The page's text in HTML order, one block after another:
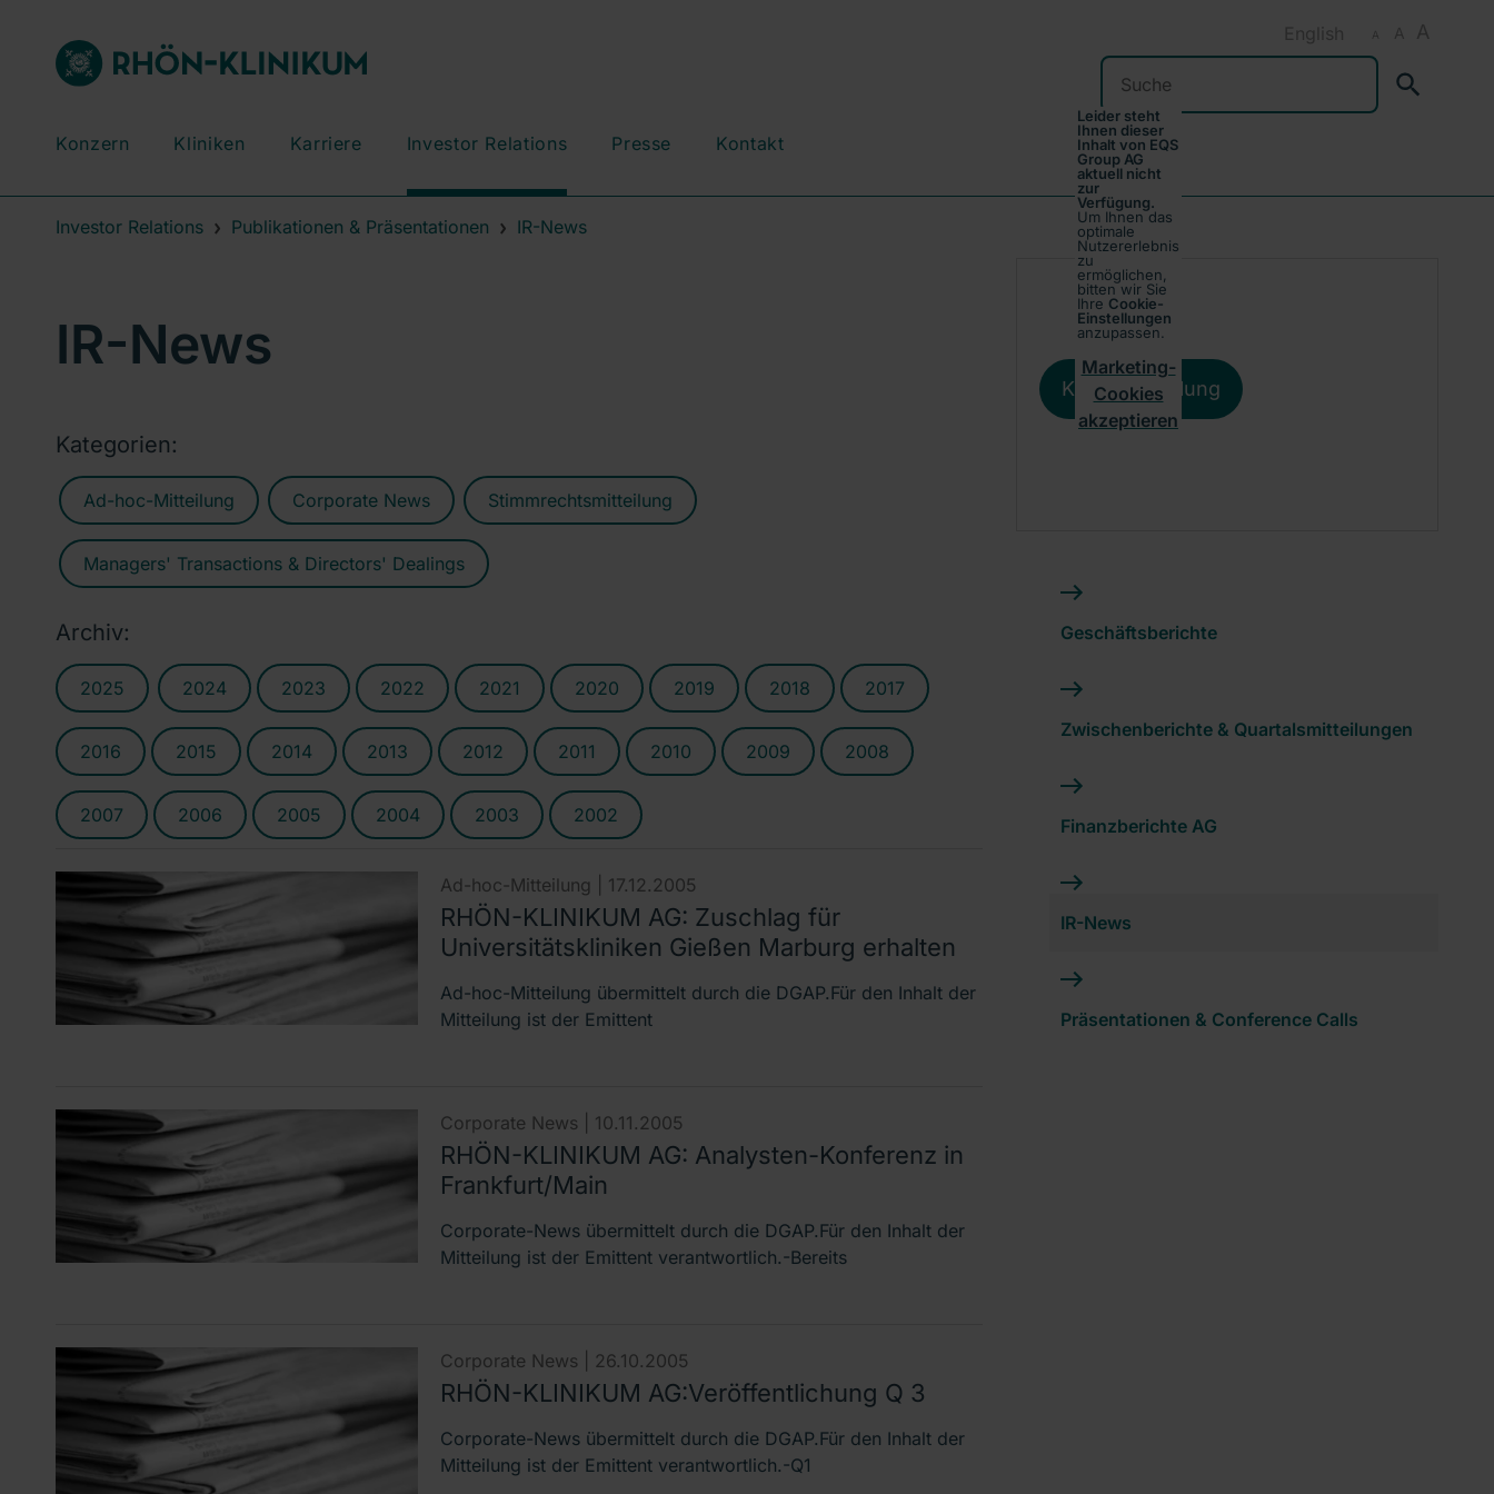
A A A
English
Suchen
Konzern Kliniken Karriere Investor Relations Presse Kontakt
Investor Relations Publikationen & Präsentationen IR-News
IR-News
Kategorien:
Ad-hoc-Mitteilung Corporate News Stimmrechtsmitteilung
Managers' Transactions & Directors' Dealings
Archiv:
2025 2024 2023 2022 2021 2020 2019 2018 2017
2016 2015 2014 2013 2012 2011 2010 2009 2008
2007 2006 2005 2004 2003 2002
Ad-hoc-Mitteilung | 17.12.2005
RHÖN-KLINIKUM AG: Zuschlag für
Universitätskliniken Gießen Marburg erhalten
Ad-hoc-Mitteilung übermittelt durch die DGAP.Für den Inhalt der
Mitteilung ist der Emittent
Corporate News | 10.11.2005
RHÖN-KLINIKUM AG: Analysten-Konferenz in
Frankfurt/Main
Corporate-News übermittelt durch die DGAP.Für den Inhalt der
Mitteilung ist der Emittent verantwortlich.-Bereits
Corporate News | 26.10.2005
RHÖN-KLINIKUM AG:Veröffentlichung Q 3
Corporate-News übermittelt durch die DGAP.Für den Inhalt der
Mitteilung ist der Emittent verantwortlich.-Q1
Leider steht
Ihnen dieser
Inhalt von EQS
Group AG
aktuell nicht
zur
Verfügung.
Um Ihnen das
optimale
Nutzererlebnis
zu
ermöglichen,
bitten wir Sie
Ihre Cookie-
Einstellungen
anzupassen.
Marketing-
Cookies
akzeptieren
Kursentwicklung
Geschäftsberichte
Zwischenberichte & Quartalsmitteilungen
Finanzberichte AG
IR-News
Präsentationen & Conference Calls